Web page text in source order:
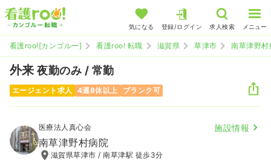
気になる 登録/ログイン 求人検索 メニュー
看護roo![カンゴルー] 看護roo! 転職 滋賀県 草津市 南草津野村
外来 夜勤のみ / 常勤
エージェント求人 4週8休以上 ブランク可
医療法人真心会 施設情報
南草津野村病院
滋賀県草津市 / 南草津駅 徒歩3分